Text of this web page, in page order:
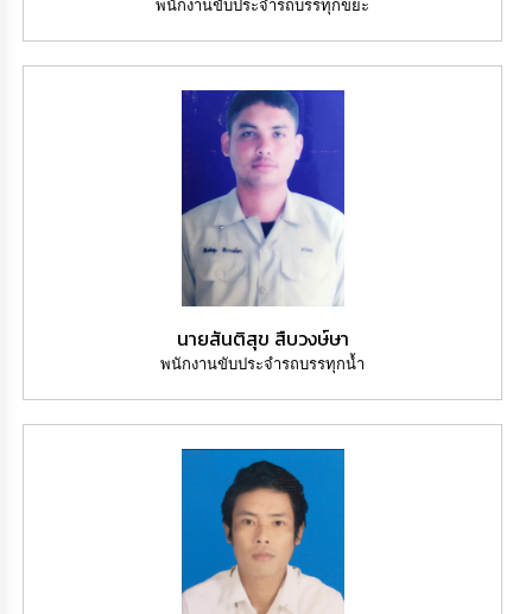
พนักงานขับประจำรถบรรทุกขยะ
นายสันติสุข สืบวงษ์ษา
พนักงานขับประจำรถบรรทุกน้ำ